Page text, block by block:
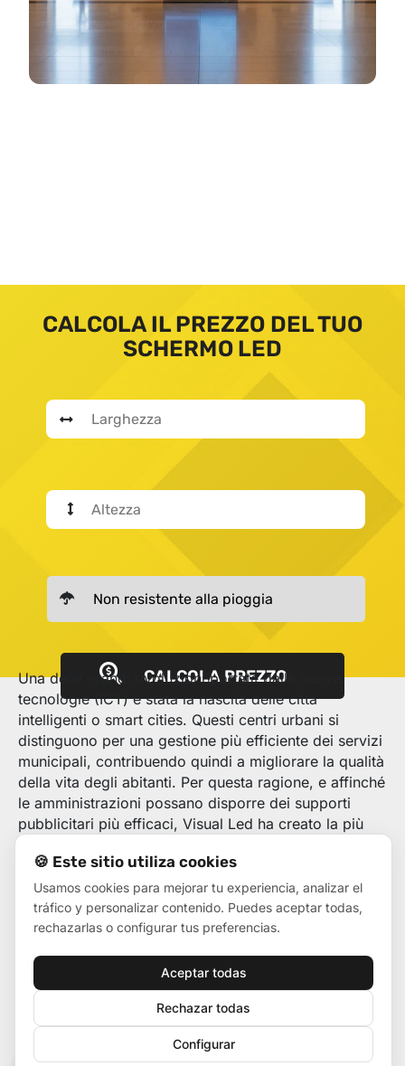
CALCOLA IL PREZZO DEL TUO
SCHERMO LED
CALCOLA PREZZO
Una delle grandi rivoluzioni portate dalle nuove
tecnologie (ICT) è stata la nascita delle città
intelligenti o smart cities. Questi centri urbani si
distinguono per una gestione più efficiente dei servizi
municipali, contribuendo quindi a migliorare la qualità
della vita degli abitanti. Per questa ragione, e affinché
le amministrazioni possano disporre dei supporti
pubblicitari più efficaci, Visual Led ha creato la più
comuni.
A partire da sei pilastri — economia, mobilità,
ambiente, cittadinanza, vita e governo digitali — le
smart cities aspirano a migliorare la competitività, i
trasporti, le risorse naturali, il capitale sociale e
umano e la partecipazione civica. Tuttavia, per
raggiungere questo obiettivo, è indispensabile
disporre di una base tecnologica solida, redditizia e
adatta alle necessità delle diverse entità e delle
persone. Una sfida che Visual Led, azienda leader
🍪 Este sitio utiliza cookies
Usamos cookies para mejorar tu experiencia, analizar el
tráfico y personalizar contenido. Puedes aceptar todas,
rechazarlas o configurar tus preferencias.
Aceptar todas
Rechazar todas
Configurar